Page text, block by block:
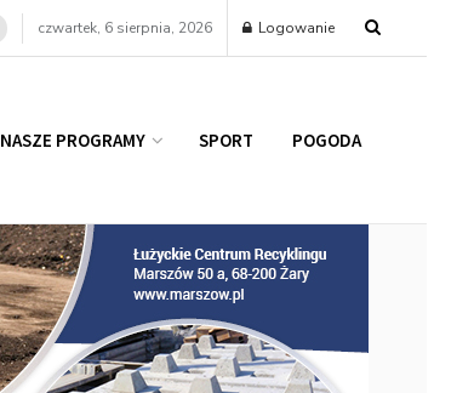
czwartek, 6 sierpnia, 2026 Logowanie
NASZE PROGRAMY SPORT POGODA